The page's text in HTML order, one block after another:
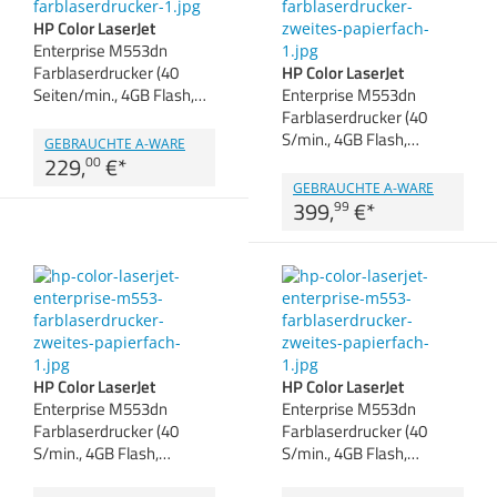
Zubehör
Dokumentenscanner
Anmelden | Registrieren
Merkzettel
HP Color LaserJet
Enterprise M553dn
Farblaserdrucker (40
Seiten/min., 4GB Flash,…
GEBRAUCHTE A-WARE
229,00 €*
HP Color LaserJet
Enterprise M553dn
Farblaserdrucker (40
S/min., 4GB Flash,…
GEBRAUCHTE A-WARE
399,99 €*
HP Color LaserJet
Enterprise M553dn
Farblaserdrucker (40
S/min., 4GB Flash,…
HP Color LaserJet
Enterprise M553dn
Farblaserdrucker (40
S/min., 4GB Flash,…